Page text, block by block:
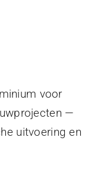
voor
—
uitvoering en